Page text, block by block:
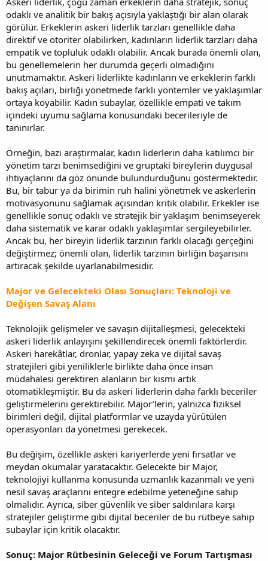
odaklı ve analitik bir bakış açısıyla yaklaştığı bir alan olarak
görülür. Erkeklerin askeri liderlik tarzları genellikle daha
direktif ve otoriter olabilirken, kadınların liderlik tarzları daha
empatik ve topluluk odaklı olabilir. Ancak burada önemli olan,
bu genellemelerin her durumda geçerli olmadığını
unutmamaktır. Askeri liderlikte kadınların ve erkeklerin farklı
bakış açıları, birliği yönetmede farklı yöntemler ve yaklaşımlar
ortaya koyabilir. Kadın subaylar, özellikle empati ve takım
içindeki uyumu sağlama konusundaki becerileriyle de
tanınırlar.
Örneğin, bazı araştırmalar, kadın liderlerin daha katılımcı bir
yönetim tarzı benimsediğini ve gruptaki bireylerin duygusal
ihtiyaçlarını da göz önünde bulundurduğunu göstermektedir.
Bu, bir tabur ya da birimin ruh halini yönetmek ve askerlerin
motivasyonunu sağlamak açısından kritik olabilir. Erkekler ise
genellikle sonuç odaklı ve stratejik bir yaklaşım benimseyerek
daha sistematik ve karar odaklı yaklaşımlar sergileyebilirler.
Ancak bu, her bireyin liderlik tarzının farklı olacağı gerçeğini
değiştirmez; önemli olan, liderlik tarzının birliğin başarısını
artıracak şekilde uyarlanabilmesidir.
Major ve Gelecekteki Olası Sonuçları: Teknoloji ve
Değişen Savaş Alanı
Teknolojik gelişmeler ve savaşın dijitalleşmesi, gelecekteki
askeri liderlik anlayışını şekillendirecek önemli faktörlerdir.
Askeri harekâtlar, dronlar, yapay zeka ve dijital savaş
stratejileri gibi yeniliklerle birlikte daha önce insan
müdahalesi gerektiren alanların bir kısmı artık
otomatikleşmiştir. Bu da askeri liderlerin daha farklı beceriler
geliştirmelerini gerektirebilir. Major’lerin, yalnızca fiziksel
birimleri değil, dijital platformlar ve uzayda yürütülen
operasyonları da yönetmesi gerekecek.
Bu değişim, özellikle askeri kariyerlerde yeni fırsatlar ve
meydan okumalar yaratacaktır. Gelecekte bir Major,
teknolojiyi kullanma konusunda uzmanlık kazanmalı ve yeni
nesil savaş araçlarını entegre edebilme yeteneğine sahip
olmalıdır. Ayrıca, siber güvenlik ve siber saldırılara karşı
stratejiler geliştirme gibi dijital beceriler de bu rütbeye sahip
subaylar için kritik olacaktır.
Sonuç: Major Rütbesinin Geleceği ve Forum Tartışması